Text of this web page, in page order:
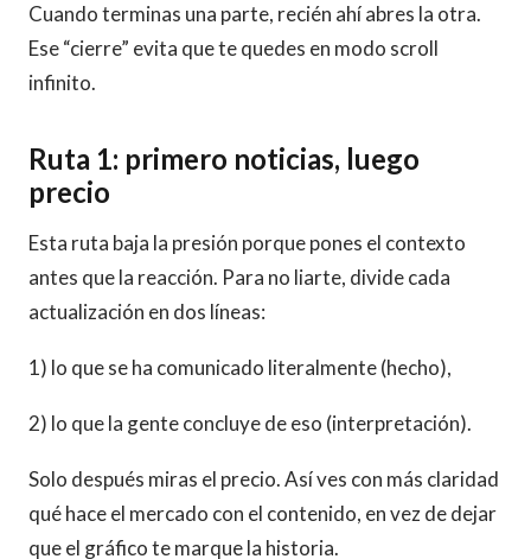
Cuando terminas una parte, recién ahí abres la otra.
Ese “cierre” evita que te quedes en modo scroll
infinito.
Ruta 1: primero noticias, luego
precio
Esta ruta baja la presión porque pones el contexto
antes que la reacción. Para no liarte, divide cada
actualización en dos líneas:
1) lo que se ha comunicado literalmente (hecho),
2) lo que la gente concluye de eso (interpretación).
Solo después miras el precio. Así ves con más claridad
qué hace el mercado con el contenido, en vez de dejar
que el gráfico te marque la historia.